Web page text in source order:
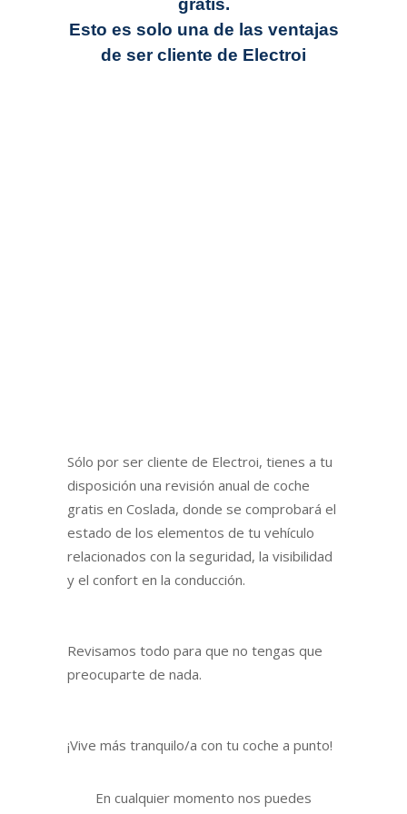
gratis.
Esto es solo una de las ventajas
de ser cliente de Electroi
Sólo por ser cliente de Electroi, tienes a tu
disposición una revisión anual de coche
gratis en Coslada, donde se comprobará el
estado de los elementos de tu vehículo
relacionados con la seguridad, la visibilidad
y el confort en la conducción.
Revisamos todo para que no tengas que
preocuparte de nada.
¡Vive más tranquilo/a con tu coche a punto!
En cualquier momento nos puedes